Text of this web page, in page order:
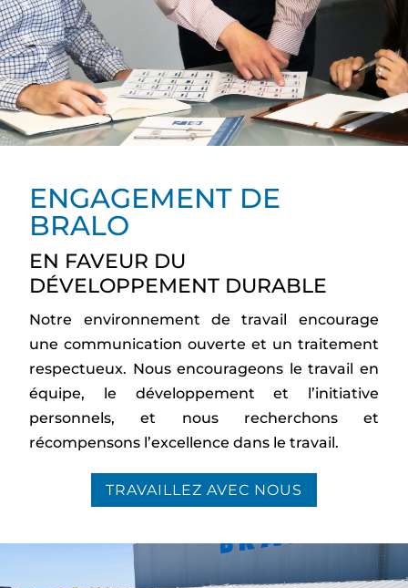
ENGAGEMENT DE
BRALO
EN FAVEUR DU
DÉVELOPPEMENT DURABLE
Notre environnement de travail encourage
une communication ouverte et un traitement
respectueux. Nous encourageons le travail en
équipe, le développement et l’initiative
personnels, et nous recherchons et
récompensons l’excellence dans le travail.
TRAVAILLEZ AVEC NOUS